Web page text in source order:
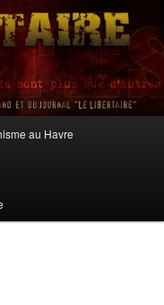
au Havre